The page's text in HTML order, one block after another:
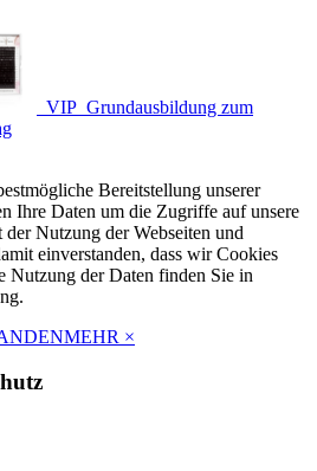
VIP_Grundausbildung zum
Bereitstellung unserer
Ihre Daten um die Zugriffe auf unsere
Nutzung der Webseiten und
einverstanden, dass wir Cookies
Nutzung der Daten finden Sie in
MEHR ×